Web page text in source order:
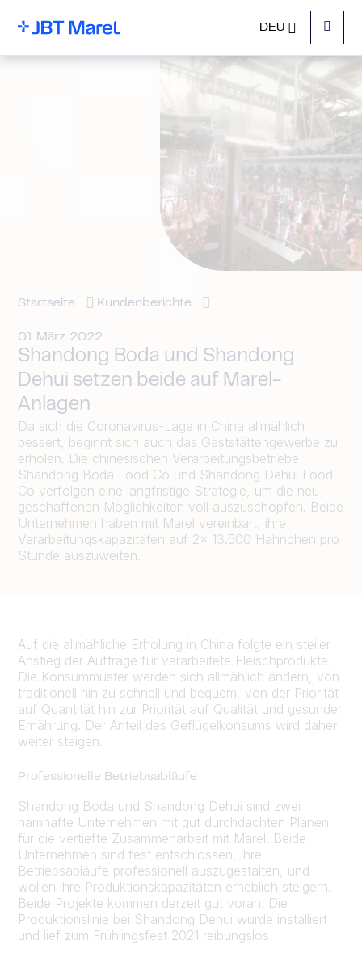
DEU
Menu
Startseite Kundenberichte
01 März 2022
Shandong Boda und Shandong
Dehui setzen beide auf Marel-
Anlagen
Da sich die Coronavirus-Lage in China allmählich
bessert, beginnt sich auch das Gaststättengewerbe zu
erholen. Die chinesischen Verarbeitungsbetriebe
Shandong Boda Food Co und Shandong Dehui Food
Co verfolgen eine langfristige Strategie, um die neu
geschaffenen Möglichkeiten voll auszuschöpfen. Beide
Unternehmen haben mit Marel vereinbart, ihre
Verarbeitungskapazitäten auf 2x 13.500 Hähnchen pro
Stunde auszuweiten.
Auf die allmähliche Erholung in China folgte ein steiler
Anstieg der Aufträge für verarbeitete Fleischprodukte.
Die Konsummuster werden sich allmählich ändern, von
traditionell hin zu schnell und bequem, von der Priorität
auf Quantität hin zur Priorität auf Qualität und gesunder
Ernährung. Der Anteil des Geflügelkonsums wird daher
weiter steigen.
Professionelle Betriebsabläufe
Shandong Boda und Shandong Dehui sind zwei
namhafte Unternehmen mit gut durchdachten Plänen
für die vertiefte Zusammenarbeit mit Marel. Beide
Unternehmen sind fest entschlossen, ihre
Betriebsabläufe professionell auszugestalten, und
wollen ihre Produktionskapazitäten erheblich steigern.
Beide Projekte kommen derzeit gut voran. Die
Produktionslinie bei Shandong Dehui wurde installiert
und lief zum Frühlingsfest 2021 reibungslos.